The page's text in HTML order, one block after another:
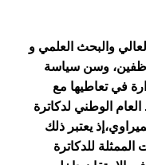
والبحث العلمي و
وسن سياسة
في تعاطيها مع
العام الوطني لدكاترة
يعتبر ذلك
للدكاترة